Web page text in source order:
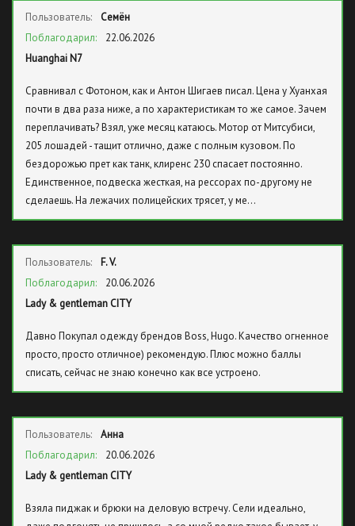
Пользователь:
Семён
Поблагодарил:
22.06.2026
Huanghai N7
Сравнивал с Фотоном, как и Антон Шигаев писал. Цена у Хуанхая
почти в два раза ниже, а по характеристикам то же самое. Зачем
переплачивать? Взял, уже месяц катаюсь. Мотор от Митсубиси,
205 лошадей - тащит отлично, даже с полным кузовом. По
бездорожью прет как танк, клиренс 230 спасает постоянно.
Единственное, подвеска жесткая, на рессорах по-другому не
сделаешь. На лежачих полицейских трясет, у ме…
Пользователь:
F. V.
Поблагодарил:
20.06.2026
Lady & gentleman CITY
Давно Покупал одежду брендов Boss, Hugo. Качество огненное
просто, просто отличное) рекомендую. Плюс можно баллы
списать, сейчас не знаю конечно как все устроено.
Пользователь:
Анна
Поблагодарил:
20.06.2026
Lady & gentleman CITY
Взяла пиджак и брюки на деловую встречу. Сели идеально,